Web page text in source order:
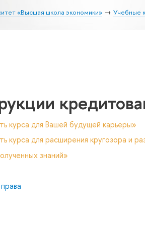
«Высшая школа экономики» Учебные
курса для Вашей будущей карьеры»
для расширения кругозора и
знаний»